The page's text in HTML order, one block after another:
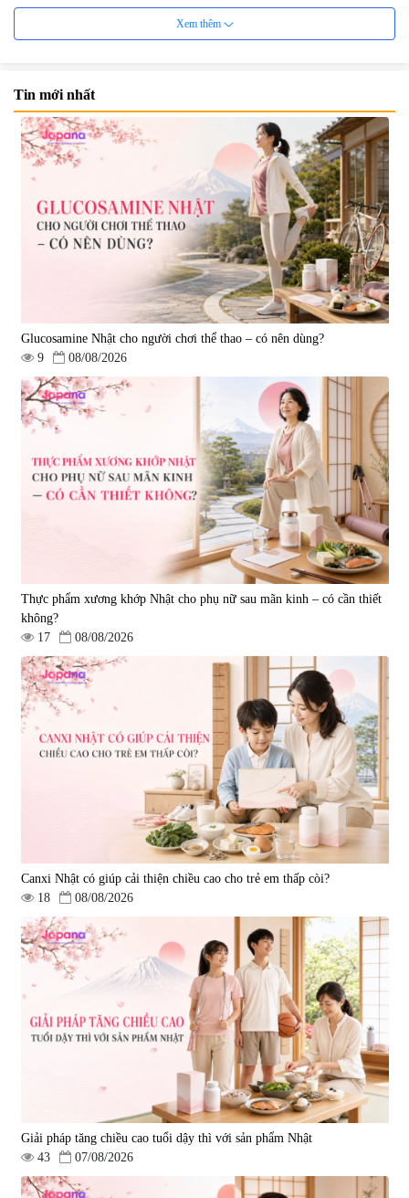
Viên uống bổ não Ribeto Shoji
|57.920
1.450.000 đ
Viên nang uống cải thiện thị lực,
trí nhớ DHA + EPA + Flaxseed
Oil 30 viên/gói - Date 02/2027
|52.346
225.000 đ
Tẩy tế bào chết Nichiei Bussan
Nano NMN+ Peeling Gel
|0
1.490.000 đ
Viên uống hỗ trợ bền thành
mạch, ngừa tai biến Elastin Plus
& Nattokinase Hokoen 80 viên
0
980.000 đ
Viên uống bổ gan Ribeto Shoji
Hepaclean 60 viên
690.000 đ
Viên uống hỗ trợ cải thiện thoát
vị đĩa đệm Kyoto Has 30 viên
|14.560
1.600.000 đ
Viên uống hỗ trợ giấc ngủ Fujina
Sleepy Nhật Bản 80 viên
580.000 đ
điều trị đột quỵ Biken Kinase
Gold 60 viên
0
1.570.000 đ
Xem thêm
Tin mới nhất
Glucosamine Nhật cho người chơi thể thao – có nên dùng?
9
08/08/2026
Thực phẩm xương khớp Nhật cho phụ nữ sau mãn kinh – có cần thiết
không?
17
08/08/2026
Canxi Nhật có giúp cải thiện chiều cao cho trẻ em thấp còi?
18
08/08/2026
Giải pháp tăng chiều cao tuổi dậy thì với sản phẩm Nhật
43
07/08/2026